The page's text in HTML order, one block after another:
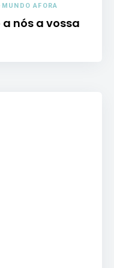
MUNDO AFORA
nós a vossa